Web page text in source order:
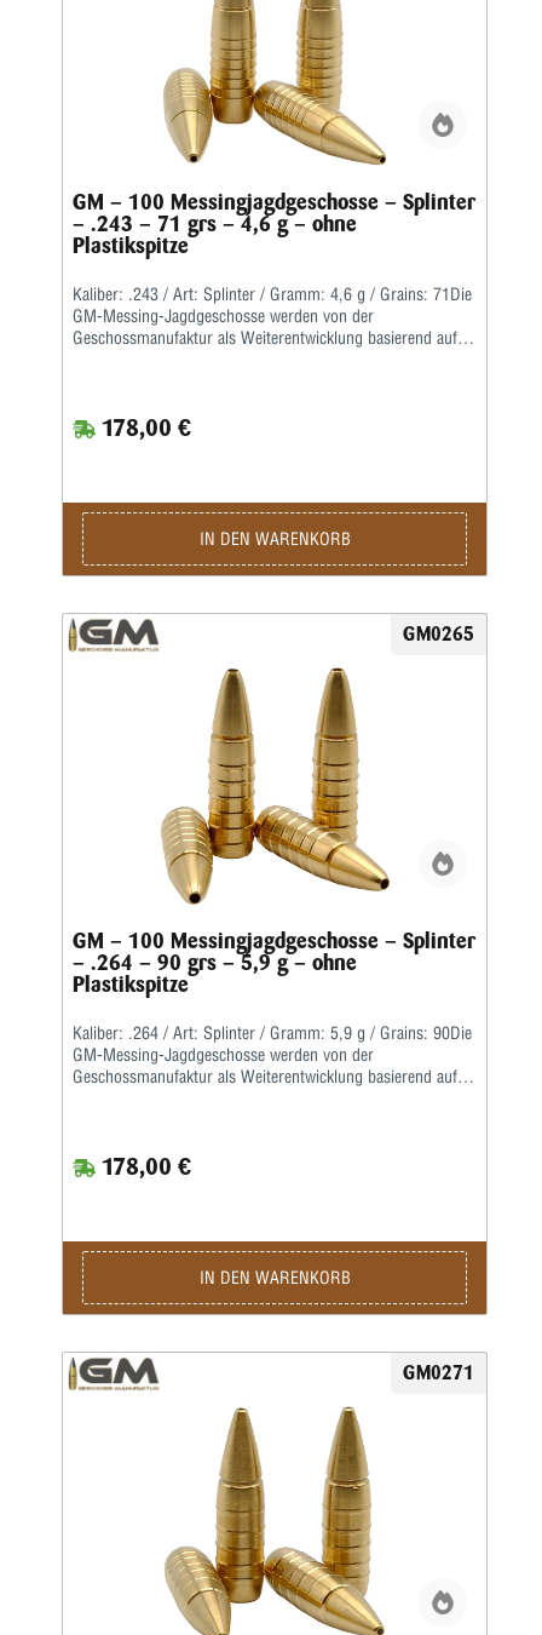
GM – 100 Messingjagdgeschosse – Splinter
– .243 – 71 grs – 4,6 g – ohne
Plastikspitze
Kaliber: .243 / Art: Splinter / Gramm: 4,6 g / Grains: 71Die
GM-Messing-Jagdgeschosse werden von der
Geschossmanufaktur als Weiterentwicklung basierend auf
im Lauf bleibt dabei durch die spezielle Messinglegierung
gering.Die Teilzerlegungs-Geschosse fragmentieren im
Wiederlader liefern wir die Geschosse als Splinter Crown in
klassischer Form mit offener Hohlspitze sowie als Splinter
Tip mit zusätzlicher Polymerspitze.Die Kino-Geschosse
werden in preiswerter massiver Ausführung geliefert und
Jagdgeschosse.
178,00 €
IN DEN WARENKORB
GM0265
GM – 100 Messingjagdgeschosse – Splinter
– .264 – 90 grs – 5,9 g – ohne
Plastikspitze
Kaliber: .264 / Art: Splinter / Gramm: 5,9 g / Grains: 90Die
GM-Messing-Jagdgeschosse werden von der
Geschossmanufaktur als Weiterentwicklung basierend auf
im Lauf bleibt dabei durch die spezielle Messinglegierung
gering.Die Teilzerlegungs-Geschosse fragmentieren im
Wiederlader liefern wir die Geschosse als Splinter Crown in
klassischer Form mit offener Hohlspitze sowie als Splinter
Tip mit zusätzlicher Polymerspitze.
178,00 €
IN DEN WARENKORB
GM0271